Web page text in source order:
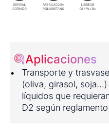
Aplicaciones
Transporte y
(oliva, girasol,
líquidos que
D2 según reglamento